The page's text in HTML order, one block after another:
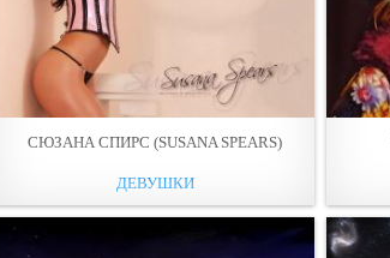
СЮЗАНА СПИРС (SUSANA SPEARS)
ДЕВУШКИ